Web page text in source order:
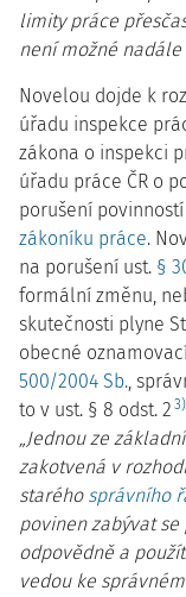
limity práce
není možné nadále
Novelou dojde k
úřadu inspekce
zákona o inspekci
úřadu práce ČR o
porušení
zákoníku práce.
na porušení ust. §
formální změnu,
skutečnosti plyne
obecné
500/2004 Sb.,
to v ust. § 8 odst. 2 3)
„Jednou ze
zakotvená v
starého správního
povinen zabývat
odpovědně a
vedou ke